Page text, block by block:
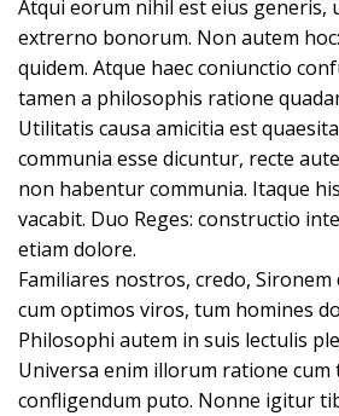
Atqui eorum nihil est eius generis,
extrerno bonorum. Non autem
quidem. Atque haec coniunctio
tamen a philosophis ratione
Utilitatis causa amicitia est
communia esse dicuntur, recte
non habentur communia. Itaque
vacabit. Duo Reges: constructio
etiam dolore.
Familiares nostros, credo, Sironem
cum optimos viros, tum homines
Philosophi autem in suis lectulis
Universa enim illorum ratione cum
confligendum puto. Nonne igitur